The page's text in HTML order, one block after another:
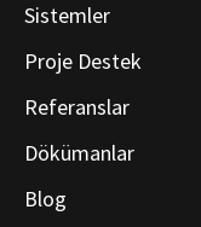
Sistemler
Proje Destek
Referanslar
Dökümanlar
Blog